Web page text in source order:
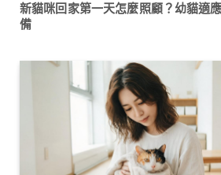
新貓咪回家第一天怎麼照顧？幼貓適
備